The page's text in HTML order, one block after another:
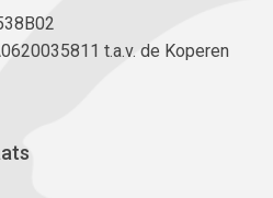
t.a.v. de Koperen